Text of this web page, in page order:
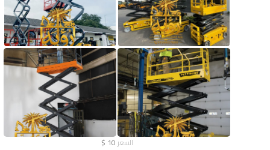
السعر 10
$